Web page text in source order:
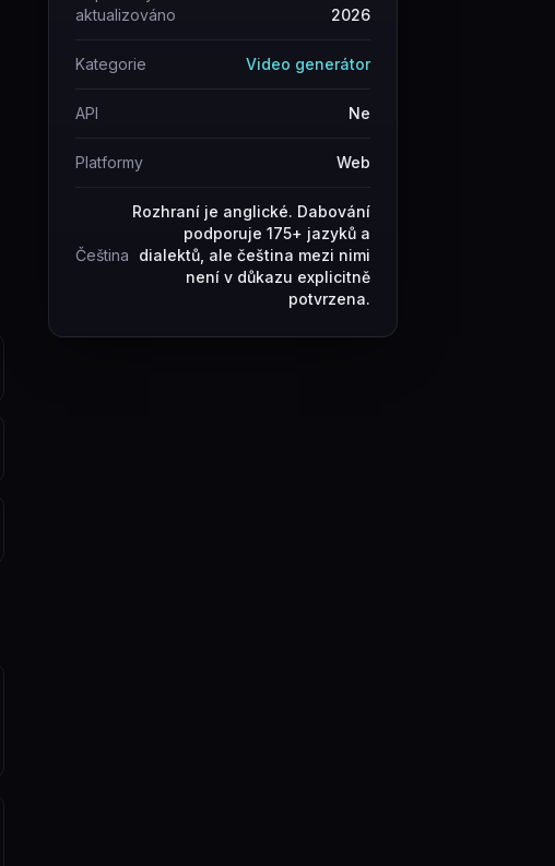
aktualizováno
2026
Kategorie Video generátor
API Ne
Platformy Web
Čeština
Rozhraní je anglické. Dabování
podporuje 175+ jazyků a
dialektů, ale čeština mezi nimi
není v důkazu explicitně
potvrzena.